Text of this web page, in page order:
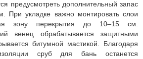
предусмотреть дополнительный запас
При укладке важно монтировать слои
зону перекрытия до 10–15 см.
венец обрабатывается защитными
битумной мастикой. Благодаря
сруб для бань останется